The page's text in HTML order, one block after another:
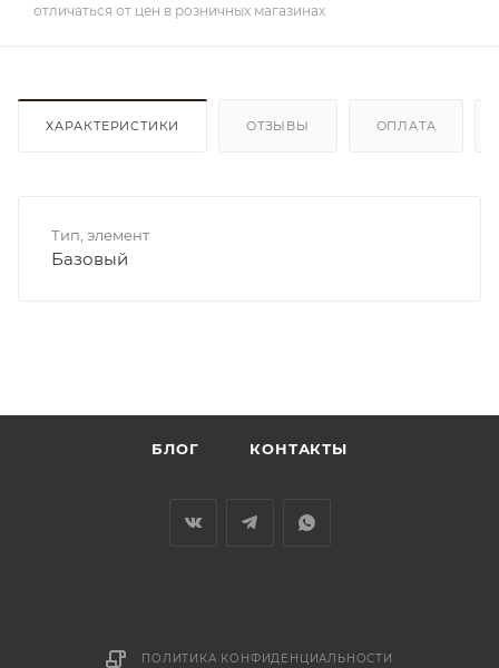
отличаться от цен в розничных магазинах
ХАРАКТЕРИСТИКИ ОТЗЫВЫ ОПЛАТА
Тип, элемент
Базовый
БЛОГ КОНТАКТЫ
ПОЛИТИКА КОНФИДЕНЦИАЛЬНОСТИ